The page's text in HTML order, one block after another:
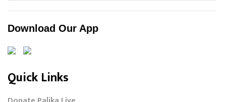
Download Our App
Quick Links